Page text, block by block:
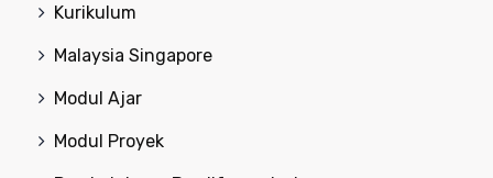
Kurikulum
Malaysia Singapore
Modul Ajar
Modul Proyek